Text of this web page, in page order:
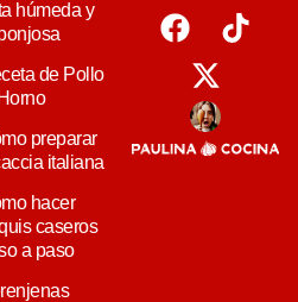
húmeda y
de Pollo
preparar
italiana
hacer
caseros
a paso